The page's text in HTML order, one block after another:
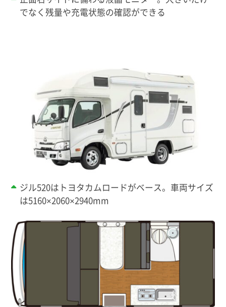
でなく残量や充電状態の確認ができる
ジル520はトヨタカムロードがベース。車両サイズ
は5160×2060×2940mm